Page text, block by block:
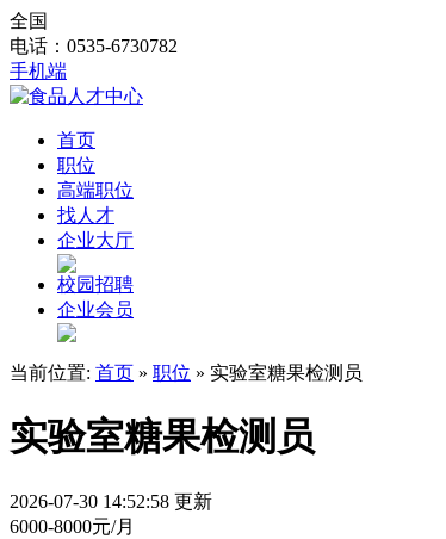
全国
电话：0535-6730782
手机端
首页
职位
高端职位
找人才
企业大厅
校园招聘
企业会员
当前位置: 首页 » 职位 » 实验室糖果检测员
实验室糖果检测员
2026-07-30 14:52:58 更新
6000-8000元/月